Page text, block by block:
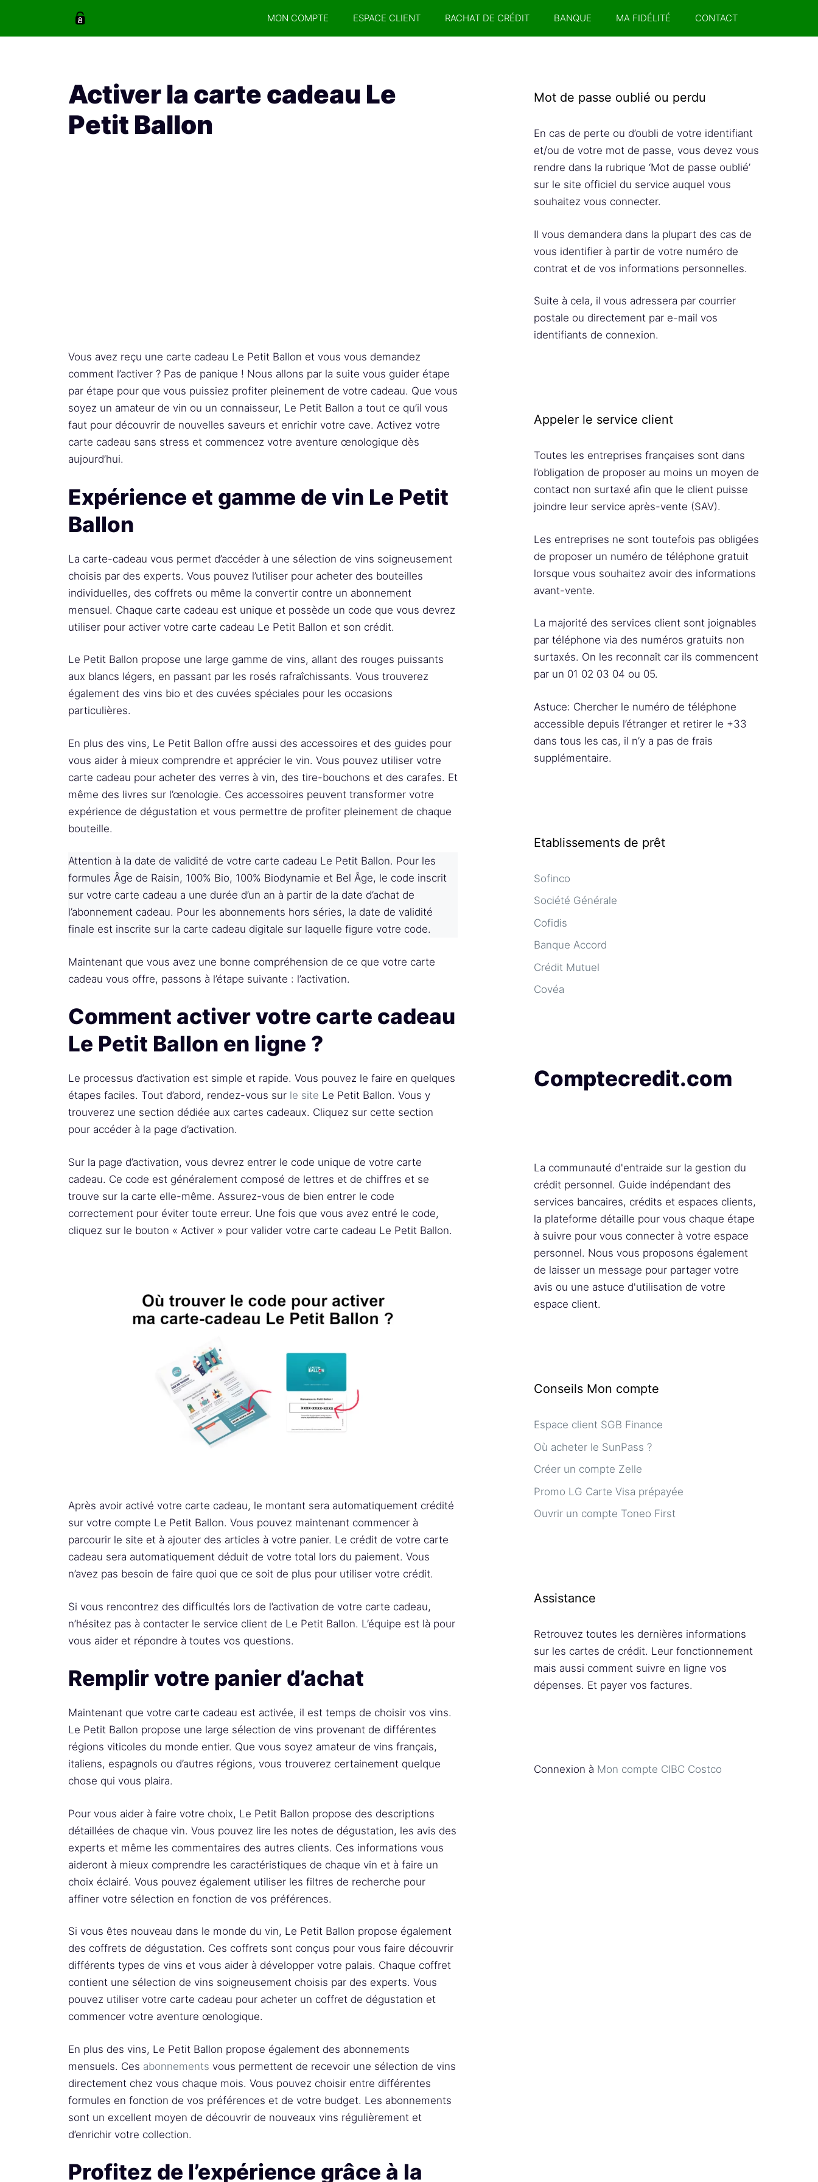
MON COMPTE ESPACE CLIENT RACHAT DE CRÉDIT BANQUE MA FIDÉLITÉ CONTACT
Activer la carte cadeau Le
Petit Ballon
Vous avez reçu une carte cadeau Le Petit Ballon et vous vous demandez
comment l’activer ? Pas de panique ! Nous allons par la suite vous guider étape
par étape pour que vous puissiez profiter pleinement de votre cadeau. Que vous
soyez un amateur de vin ou un connaisseur, Le Petit Ballon a tout ce qu’il vous
faut pour découvrir de nouvelles saveurs et enrichir votre cave. Activez votre
carte cadeau sans stress et commencez votre aventure œnologique dès
aujourd’hui.
Expérience et gamme de vin Le Petit
Ballon
La carte-cadeau vous permet d’accéder à une sélection de vins soigneusement
choisis par des experts. Vous pouvez l’utiliser pour acheter des bouteilles
individuelles, des coffrets ou même la convertir contre un abonnement
mensuel. Chaque carte cadeau est unique et possède un code que vous devrez
utiliser pour activer votre carte cadeau Le Petit Ballon et son crédit.
Le Petit Ballon propose une large gamme de vins, allant des rouges puissants
aux blancs légers, en passant par les rosés rafraîchissants. Vous trouverez
également des vins bio et des cuvées spéciales pour les occasions
particulières.
En plus des vins, Le Petit Ballon offre aussi des accessoires et des guides pour
vous aider à mieux comprendre et apprécier le vin. Vous pouvez utiliser votre
carte cadeau pour acheter des verres à vin, des tire-bouchons et des carafes. Et
même des livres sur l’œnologie. Ces accessoires peuvent transformer votre
expérience de dégustation et vous permettre de profiter pleinement de chaque
bouteille.
Attention à la date de validité de votre carte cadeau Le Petit Ballon. Pour les
formules Âge de Raisin, 100% Bio, 100% Biodynamie et Bel Âge, le code inscrit
sur votre carte cadeau a une durée d’un an à partir de la date d’achat de
l’abonnement cadeau. Pour les abonnements hors séries, la date de validité
finale est inscrite sur la carte cadeau digitale sur laquelle figure votre code.
Maintenant que vous avez une bonne compréhension de ce que votre carte
cadeau vous offre, passons à l’étape suivante : l’activation.
Comment activer votre carte cadeau
Le Petit Ballon en ligne ?
Le processus d’activation est simple et rapide. Vous pouvez le faire en quelques
étapes faciles. Tout d’abord, rendez-vous sur le site Le Petit Ballon. Vous y
trouverez une section dédiée aux cartes cadeaux. Cliquez sur cette section
pour accéder à la page d’activation.
Sur la page d’activation, vous devrez entrer le code unique de votre carte
cadeau. Ce code est généralement composé de lettres et de chiffres et se
trouve sur la carte elle-même. Assurez-vous de bien entrer le code
correctement pour éviter toute erreur. Une fois que vous avez entré le code,
cliquez sur le bouton « Activer » pour valider votre carte cadeau Le Petit Ballon.
Après avoir activé votre carte cadeau, le montant sera automatiquement crédité
sur votre compte Le Petit Ballon. Vous pouvez maintenant commencer à
parcourir le site et à ajouter des articles à votre panier. Le crédit de votre carte
cadeau sera automatiquement déduit de votre total lors du paiement. Vous
n’avez pas besoin de faire quoi que ce soit de plus pour utiliser votre crédit.
Si vous rencontrez des difficultés lors de l’activation de votre carte cadeau,
n’hésitez pas à contacter le service client de Le Petit Ballon. L’équipe est là pour
vous aider et répondre à toutes vos questions.
Remplir votre panier d’achat
Maintenant que votre carte cadeau est activée, il est temps de choisir vos vins.
Le Petit Ballon propose une large sélection de vins provenant de différentes
régions viticoles du monde entier. Que vous soyez amateur de vins français,
italiens, espagnols ou d’autres régions, vous trouverez certainement quelque
chose qui vous plaira.
Pour vous aider à faire votre choix, Le Petit Ballon propose des descriptions
détaillées de chaque vin. Vous pouvez lire les notes de dégustation, les avis des
experts et même les commentaires des autres clients. Ces informations vous
aideront à mieux comprendre les caractéristiques de chaque vin et à faire un
choix éclairé. Vous pouvez également utiliser les filtres de recherche pour
affiner votre sélection en fonction de vos préférences.
Si vous êtes nouveau dans le monde du vin, Le Petit Ballon propose également
des coffrets de dégustation. Ces coffrets sont conçus pour vous faire découvrir
différents types de vins et vous aider à développer votre palais. Chaque coffret
contient une sélection de vins soigneusement choisis par des experts. Vous
pouvez utiliser votre carte cadeau pour acheter un coffret de dégustation et
commencer votre aventure œnologique.
En plus des vins, Le Petit Ballon propose également des abonnements
mensuels. Ces abonnements vous permettent de recevoir une sélection de vins
directement chez vous chaque mois. Vous pouvez choisir entre différentes
formules en fonction de vos préférences et de votre budget. Les abonnements
sont un excellent moyen de découvrir de nouveaux vins régulièrement et
d’enrichir votre collection.
Profitez de l’expérience grâce à la
Mot de passe oublié ou perdu
En cas de perte ou d’oubli de votre identifiant
et/ou de votre mot de passe, vous devez vous
rendre dans la rubrique ‘Mot de passe oublié’
sur le site officiel du service auquel vous
souhaitez vous connecter.
Il vous demandera dans la plupart des cas de
vous identifier à partir de votre numéro de
contrat et de vos informations personnelles.
Suite à cela, il vous adressera par courrier
postale ou directement par e-mail vos
identifiants de connexion.
Appeler le service client
Toutes les entreprises françaises sont dans
l’obligation de proposer au moins un moyen de
contact non surtaxé afin que le client puisse
joindre leur service après-vente (SAV).
Les entreprises ne sont toutefois pas obligées
de proposer un numéro de téléphone gratuit
lorsque vous souhaitez avoir des informations
avant-vente.
La majorité des services client sont joignables
par téléphone via des numéros gratuits non
surtaxés. On les reconnaît car ils commencent
par un 01 02 03 04 ou 05.
Astuce: Chercher le numéro de téléphone
accessible depuis l’étranger et retirer le +33
dans tous les cas, il n’y a pas de frais
supplémentaire.
Etablissements de prêt
Sofinco
Société Générale
Cofidis
Banque Accord
Crédit Mutuel
Covéa
Comptecredit.com
La communauté d'entraide sur la gestion du
crédit personnel. Guide indépendant des
services bancaires, crédits et espaces clients,
la plateforme détaille pour vous chaque étape
à suivre pour vous connecter à votre espace
personnel. Nous vous proposons également
de laisser un message pour partager votre
avis ou une astuce d'utilisation de votre
espace client.
Conseils Mon compte
Espace client SGB Finance
Où acheter le SunPass ?
Créer un compte Zelle
Promo LG Carte Visa prépayée
Ouvrir un compte Toneo First
Assistance
Retrouvez toutes les dernières informations
sur les cartes de crédit. Leur fonctionnement
mais aussi comment suivre en ligne vos
dépenses. Et payer vos factures.
Connexion à Mon compte CIBC Costco